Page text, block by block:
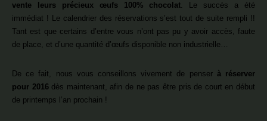
vente leurs précieux œufs 100% chocolat. Le succès a été
immédiat ! Le calendrier des réservations s’est tout de suite rempli !!
Tant est que certains d’entre vous n’ont pas pu y avoir accès, faute
de place, et d’une quantité d’œufs disponible non industrielle…
De ce fait, nous vous conseillons vivement de penser à réserver
pour 2016dès maintenant, afin de ne pas être pris de court en début
de printemps l’an prochain !